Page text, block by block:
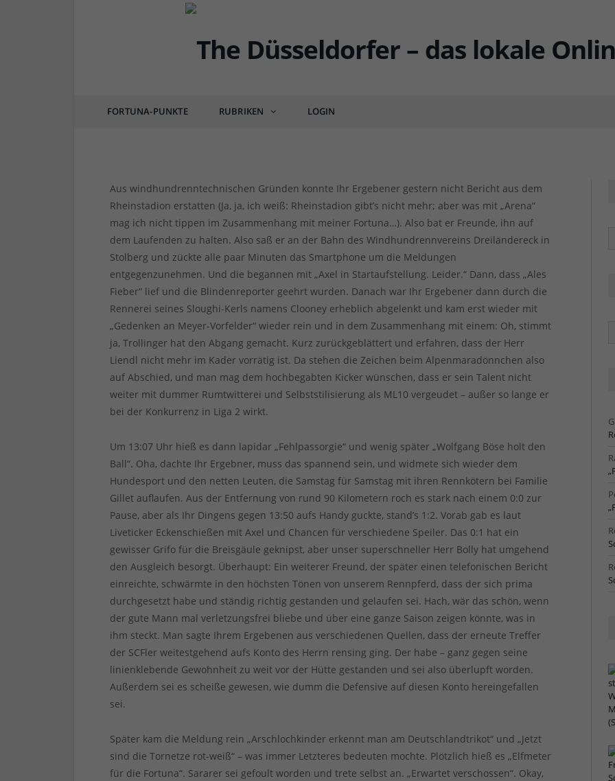
FORTUNA-PUNKTE RUBRIKEN LOGIN
Aus windhundrenntechnischen Gründen konnte Ihr Ergebener gestern nicht Bericht aus dem
Rheinstadion erstatten (Ja, ja, ich weiß: Rheinstadion gibt’s nicht mehr; aber was mit „Arena“
mag ich nicht tippen im Zusammenhang mit meiner Fortuna…). Also bat er Freunde, ihn auf
dem Laufenden zu halten. Also saß er an der Bahn des Windhundrennvereins Dreiländereck in
Stolberg und zückte alle paar Minuten das Smartphone um die Meldungen
entgegenzunehmen. Und die begannen mit „Axel in Startaufstellung. Leider.“ Dann, dass „Ales
Fieber“ lief und die Blindenreporter geehrt wurden. Danach war Ihr Ergebener dann durch die
Rennerei seines Sloughi-Kerls namens Clooney erheblich abgelenkt und kam erst wieder mit
„Gedenken an Meyer-Vorfelder“ wieder rein und in dem Zusammenhang mit einem: Oh, stimmt
ja, Trollinger hat den Abgang gemacht. Kurz zurückgeblättert und erfahren, dass der Herr
Liendl nicht mehr im Kader vorrätig ist. Da stehen die Zeichen beim Alpenmaradönnchen also
auf Abschied, und man mag dem hochbegabten Kicker wünschen, dass er sein Talent nicht
weiter mit dummer Rumtwitterei und Selbststilisierung als ML10 vergeudet – außer so lange er
bei der Konkurrenz in Liga 2 wirkt.
Um 13:07 Uhr hieß es dann lapidar „Fehlpassorgie“ und wenig später „Wolfgang Böse holt den
Ball“. Oha, dachte Ihr Ergebner, muss das spannend sein, und widmete sich wieder dem
Hundesport und den netten Leuten, die Samstag für Samstag mit ihren Rennkötern bei Familie
Gillet auflaufen. Aus der Entfernung von rund 90 Kilometern roch es stark nach einem 0:0 zur
Pause, aber als Ihr Dingens gegen 13:50 aufs Handy guckte, stand’s 1:2. Vorab gab es laut
Liveticker Eckenschießen mit Axel und Chancen für verschiedene Speiler. Das 0:1 hat ein
gewisser Grifo für die Breisgäule geknipst, aber unser superschneller Herr Bolly hat umgehend
den Ausgleich besorgt. Überhaupt: Ein weiterer Freund, der später einen telefonischen Bericht
einreichte, schwärmte in den höchsten Tönen von unserem Rennpferd, dass der sich prima
durchgesetzt habe und ständig richtig gestanden und gelaufen sei. Hach, wär das schön, wenn
der gute Mann mal verletzungsfrei bliebe und über eine ganze Saison zeigen könnte, was in
ihm steckt. Man sagte Ihrem Ergebenen aus verschiedenen Quellen, dass der erneute Treffer
der SCFler weitestgehend aufs Konto des Herrn rensing ging. Der habe – ganz gegen seine
linienklebende Gewohnheit zu weit vor der Hütte gestanden und sei also überlupft worden.
Außerdem sei es scheiße gewesen, wie dumm die Defensive auf diesen Konto hereingefallen
sei.
Später kam die Meldung rein „Arschlochkinder erkennt man am Deutschlandtrikot“ und „Jetzt
sind die Tornetze rot-weiß“ – was immer Letzteres bedeuten mochte. Plötzlich hieß es „Elfmeter
für die Fortuna“. Sararer sei gefoult worden und trete selbst an. „Erwartet verschossen“. Okay,